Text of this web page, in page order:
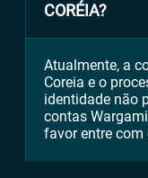
CORÉIA?
Atualmente, a
Coreia e o
identidade não
contas
favor entre com